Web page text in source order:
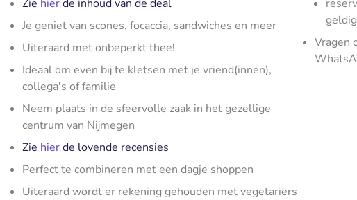
Zie hierde inhoud van de deal
Je geniet van scones, focaccia, sandwiches en meer
Uiteraard met onbeperkt thee!
Ideaal om even bij te kletsen met je vriend(innen),
collega's of familie
Neem plaats in de sfeervolle zaak in het gezellige
centrum van Nijmegen
Zie hierde lovende recensies
Perfect te combineren met een dagje shoppen
Uiteraard wordt er rekening gehouden met vegetariërs
Vragen